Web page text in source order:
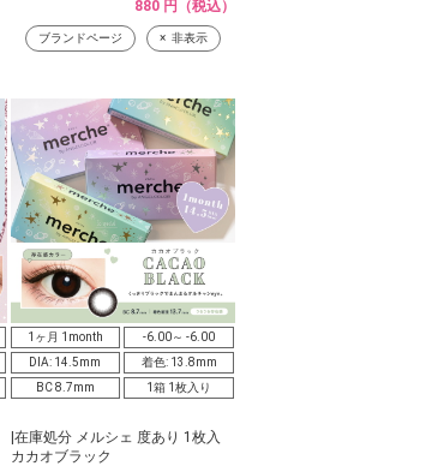
880 円（税込）
ブランドページ 非表示
1ヶ月 1month
-6.00～ -6.00
DIA: 14.5mm
着色: 13.8mm
BC 8.7mm
1箱 1枚入り
|在庫処分 メルシェ 度あり 1枚入
カカオブラック